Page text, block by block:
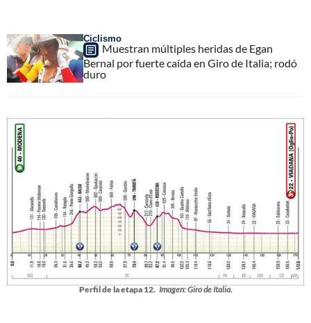
Ciclismo
Muestran múltiples heridas de Egan
Bernal por fuerte caída en Giro de Italia; rodó
duro
Perfil de la etapa 12. Imagen: Giro de Italia.